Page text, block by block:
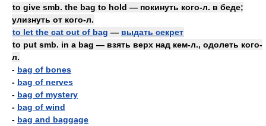
to give smb. the bag to hold — покинуть кого-л. в беде;
улизнуть от кого-л.
to let the cat out of bag — выдать секрет
to put smb. in a bag — взять верх над кем-л., одолеть кого-
л.
- bag of bones
- bag of nerves
- bag of mystery
- bag of wind
- bag and baggage